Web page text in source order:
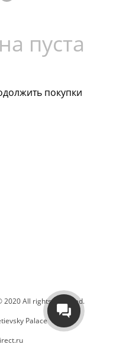
пуста
покупки
2020 All rights reserved.
Palace